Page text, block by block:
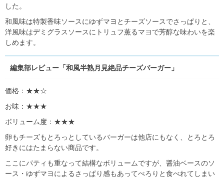
した。
和風味は特製香味ソースにゆずマヨとチーズソースでさっぱりと、
洋風味はデミグラスソースにトリュフ薫るマヨで芳醇な味わいを楽
しめます。
編集部レビュー「和風半熟月見絶品チーズバーガー」
価格：★★☆
お味：★★★
ボリューム度：★★★
卵もチーズもとろっとしているバーガーは他店にもなく、とろとろ
好きにはたまらない商品です。
ここにパティも重なって結構なボリュームですが、醤油ベースのソ
ース・ゆずマヨによるさっぱり感もあってぺろりと食べれてしまい